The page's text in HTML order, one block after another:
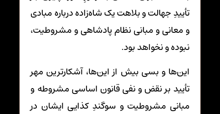
تأییدِ جهالت و بلاهت یک شاه‌زاده درباره مبادی
و معانی و مبانی نظام پادشاهی و مشروطیت،
نبوده و نخواهد بود.
این‌ها و بسی بیش از این‌ها، آشکارترین مهر
تأیید بر نقض و نفی قانون اساسی مشروطه و
مبانی مشروطیت و سوگندِ کذایی ایشان در